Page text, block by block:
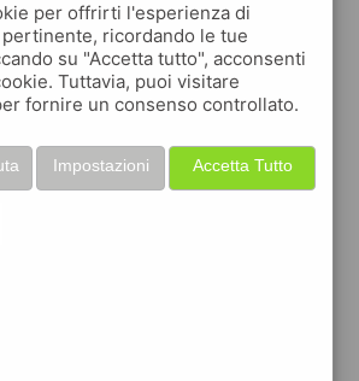
eni
total ip
per offrirti l'esperienza di
ricordando le tue
su "Accetta tutto", acconsenti
Tuttavia, puoi visitare
fornire un consenso controllato.
Accetta Tutto
Impostazioni